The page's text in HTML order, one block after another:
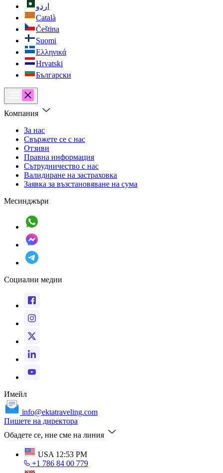
اردو
Català
Čeština
Suomi
Ελληνικά
Hrvatski
Български
Компания
За нас
Свържете се с нас
Отзиви
Правна информация
Сътрудничество с нас
Валидиране на застраховка
Заявка за възстановяване на сума
Месинджъри
Социални медии
Имейл
info@ektatraveling.com
Пишете на директора
Обадете се, ние сме на линия
USA 12:53 PM
+1 786 84 00 779